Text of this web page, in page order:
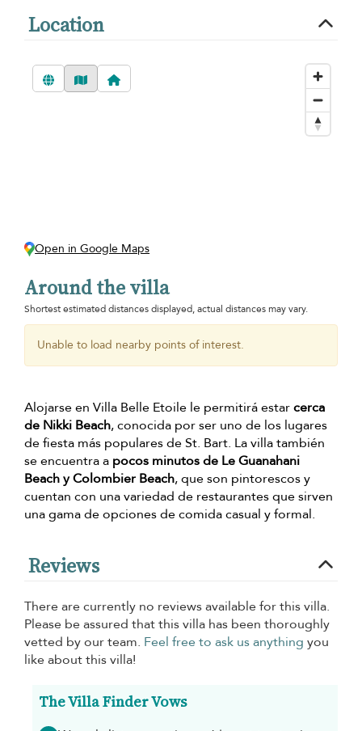
Location
Open in Google Maps
Around the villa
Shortest estimated distances displayed, actual distances may vary.
Unable to load nearby points of interest.
Alojarse en Villa Belle Etoile le permitirá estarcerca
de Nikki Beach, conocida por ser uno de los lugares
de fiesta más populares de St. Bart. La villa también
se encuentra a pocos minutos de Le Guanahani
Beach y Colombier Beach, que son pintorescos y
cuentan con una variedad de restaurantes que sirven
una gama de opciones de comida casual y formal.
Reviews
There are currently no reviews available for this villa.
Please be assured that this villa has been thoroughly
vetted by our team. Feel free to ask us anything you
like about this villa!
The Villa Finder Vows